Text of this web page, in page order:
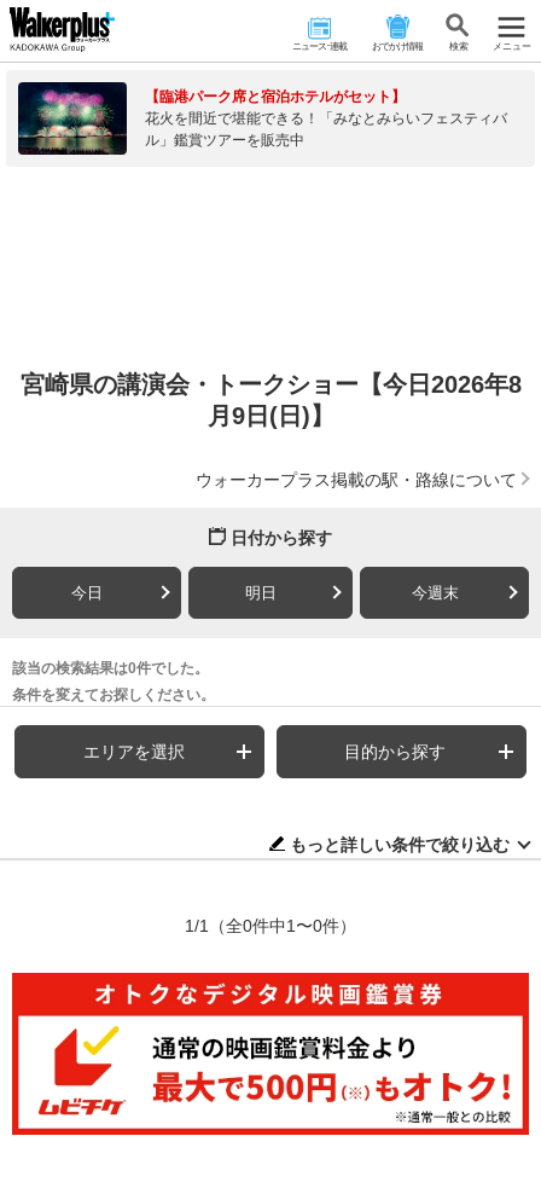
ニュース･連載 おでかけ情報 検 索 メニュー
【臨港パーク席と宿泊ホテルがセット】
花火を間近で堪能できる！「みなとみらいフェスティバ
ル」鑑賞ツアーを販売中
宮崎県の講演会・トークショー【今日2026年8
月9日(日)】
ウォーカープラス掲載の駅・路線について
日付から探す
今日 明日 今週末
該当の検索結果は0件でした。
条件を変えてお探しください。
エリアを選択 目的から探す
もっと詳しい条件で絞り込む
1/1 （全0件中1〜0件）